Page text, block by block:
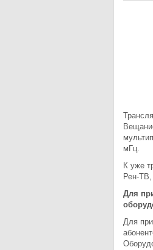
мГц.
К уже
Рен-
Для
Для